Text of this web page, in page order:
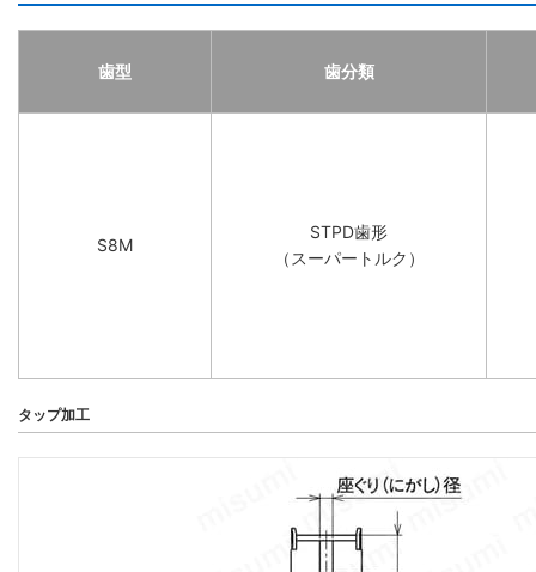
歯型 歯分類
S8M
STPD歯形
（スーパートルク）
タップ加工